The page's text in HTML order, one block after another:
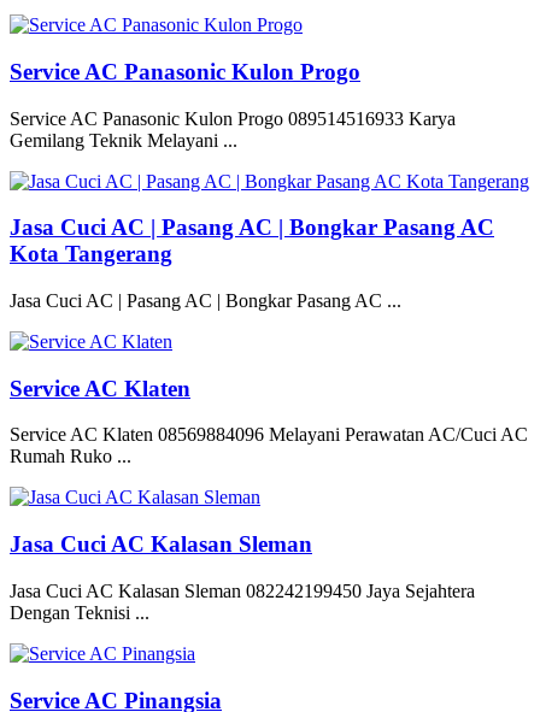
Service AC Panasonic Kulon Progo
Service AC Panasonic Kulon Progo 089514516933 Karya
Gemilang Teknik Melayani ...
Jasa Cuci AC | Pasang AC | Bongkar Pasang AC
Kota Tangerang
Jasa Cuci AC | Pasang AC | Bongkar Pasang AC ...
Service AC Klaten
Service AC Klaten 08569884096 Melayani Perawatan AC/Cuci AC
Rumah Ruko ...
Jasa Cuci AC Kalasan Sleman
Jasa Cuci AC Kalasan Sleman 082242199450 Jaya Sejahtera
Dengan Teknisi ...
Service AC Pinangsia